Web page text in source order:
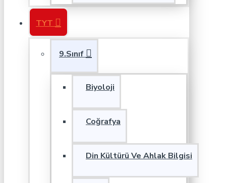
TYT
9.Sınıf
Biyoloji
Coğrafya
Din Kültürü Ve Ahlak Bilgisi